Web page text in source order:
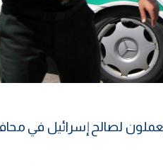
اليوم الجمعة، عن إلقاء القبض على 16 جاسوساً يعملون لصالح